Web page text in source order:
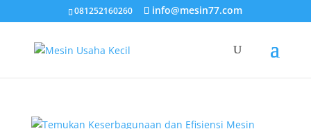
081252160260 info@mesin77.com